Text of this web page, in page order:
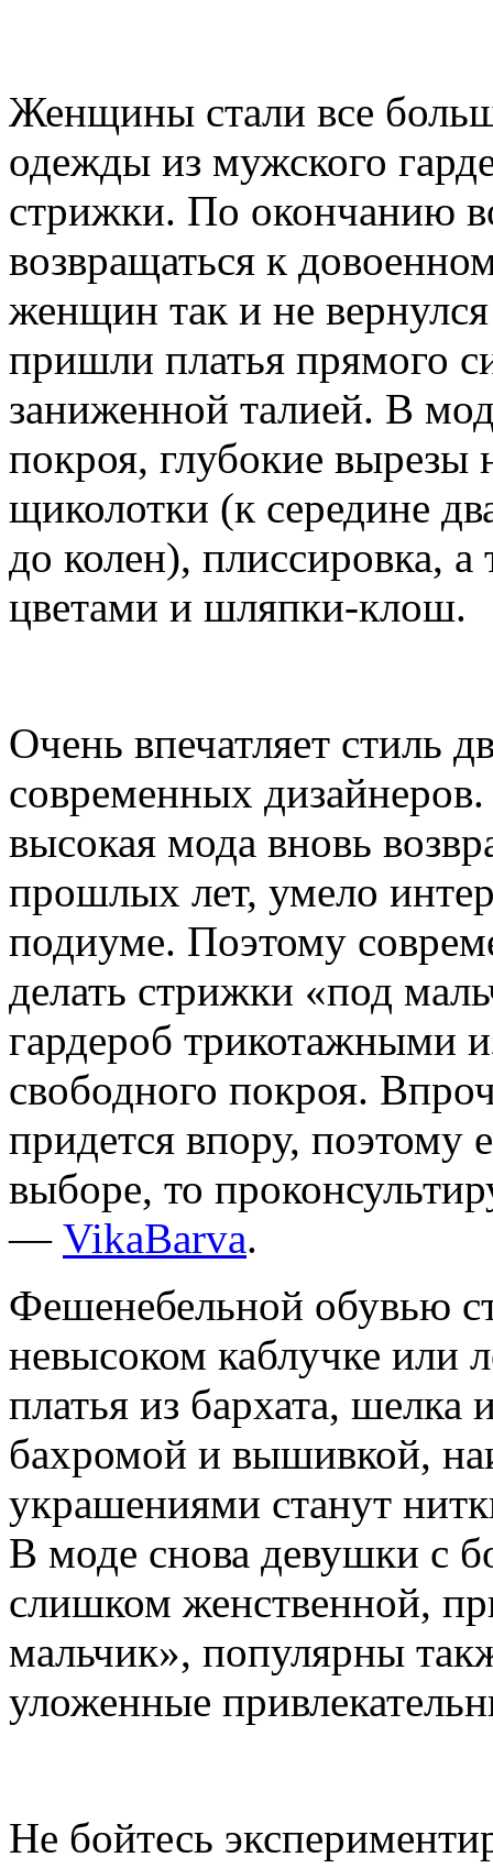
Женщины стали все
одежды из мужского
стрижки. По окончанию
возвращаться к
женщин так и не
пришли платья прямого
заниженной талией. В
покроя, глубокие
щиколотки (к середине
до колен), плиссировка,
цветами и шляпки-клош.
Очень впечатляет стиль
современных
высокая мода вновь
прошлых лет, умело
подиуме. Поэтому
делать стрижки «под
гардероб трикотажными
свободного покроя.
придется впору, поэтому
выборе, то
— VikaBarva.
Фешенебельной обувью
невысоком каблучке или
платья из бархата,
бахромой и вышивкой,
украшениями станут
В моде снова девушки с
слишком женственной,
мальчик», популярны
уложенные
Не бойтесь